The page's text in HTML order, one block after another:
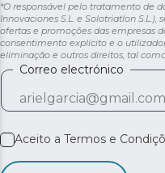
*O responsável pelo tratamento de
Innovaciones S.L. e Solotriatlon
ofertas e promoções das empresas
consentimento explícito e o
eliminação e outros direitos, tal
Correo electrónico
Aceito a Termos e